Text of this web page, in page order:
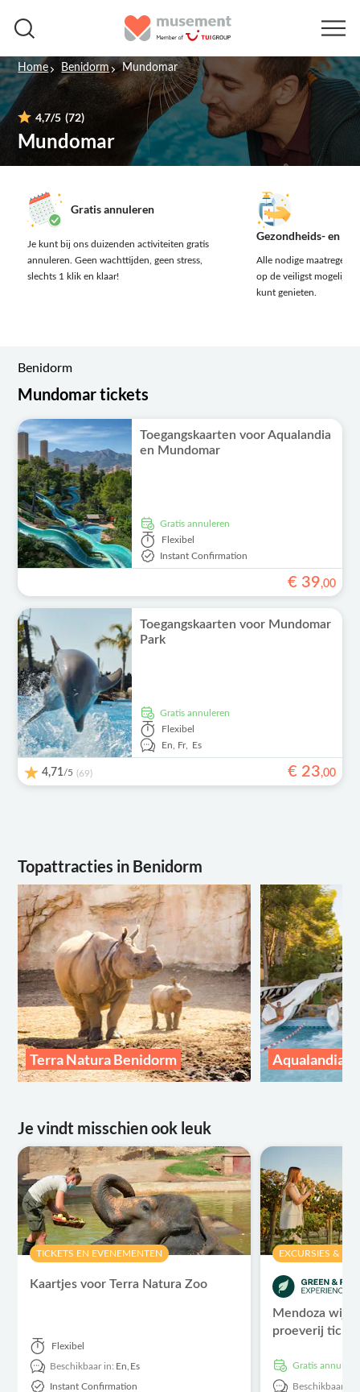
Home Benidorm Mundomar
4,7/5 (72)
Mundomar
Gratis annuleren
Je kunt bij ons duizenden activiteiten gratis
annuleren. Geen wachttijden, geen stress,
slechts 1 klik en klaar!
Gezondheids- en
Alle nodige
op de veiligst mogelijke
kunt genieten.
Benidorm
Mundomar tickets
Toegangskaarten voor Aqualandia
en Mundomar
Gratis annuleren
Flexibel
Instant Confirmation
€ 39,00
Toegangskaarten voor Mundomar
Park
Gratis annuleren
Flexibel
En,
Fr, Es
4,71/5 (69) € 23,00
Topattracties in Benidorm
Terra Natura Benidorm Aqualandia
Je vindt misschien ook leuk
TICKETS EN EVENEMENTEN
Kaartjes voor Terra Natura Zoo
Flexibel
Beschikbaar in: En,Es
Instant Confirmation
EXCURSIES &
Mendoza
proeverij ticket
Gratis
Beschikbaar in: